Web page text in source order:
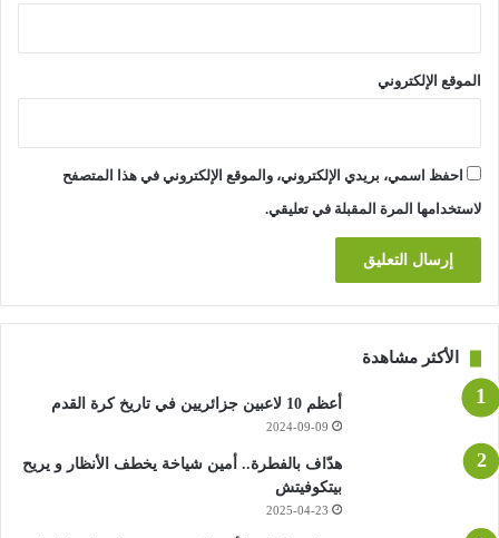
الموقع الإلكتروني
احفظ اسمي، بريدي الإلكتروني، والموقع الإلكتروني في هذا المتصفح
لاستخدامها المرة المقبلة في تعليقي.
الأكثر مشاهدة
أعظم 10 لاعبين جزائريين في تاريخ كرة القدم
2024-09-09
هدّاف بالفطرة.. أمين شياخة يخطف الأنظار و يريح
بيتكوفيتش
2025-04-23